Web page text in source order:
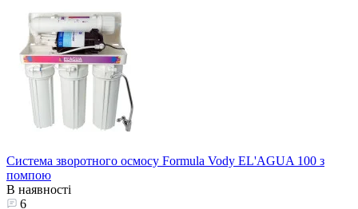
Система зворотного осмосу Formula Vody EL'AGUA 100 з
помпою
В наявності
6